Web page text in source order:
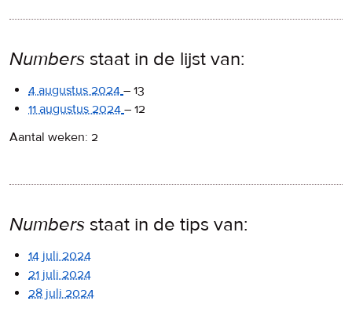
Numbers staat in de lijst van:
4 augustus 2024 – 13
11 augustus 2024 – 12
Aantal weken: 2
Numbers staat in de tips van:
14 juli 2024
21 juli 2024
28 juli 2024